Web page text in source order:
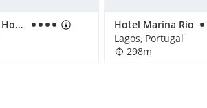
Lagos Avenida Hotel
Hotel Marina Rio
Lagos, Portugal
298m